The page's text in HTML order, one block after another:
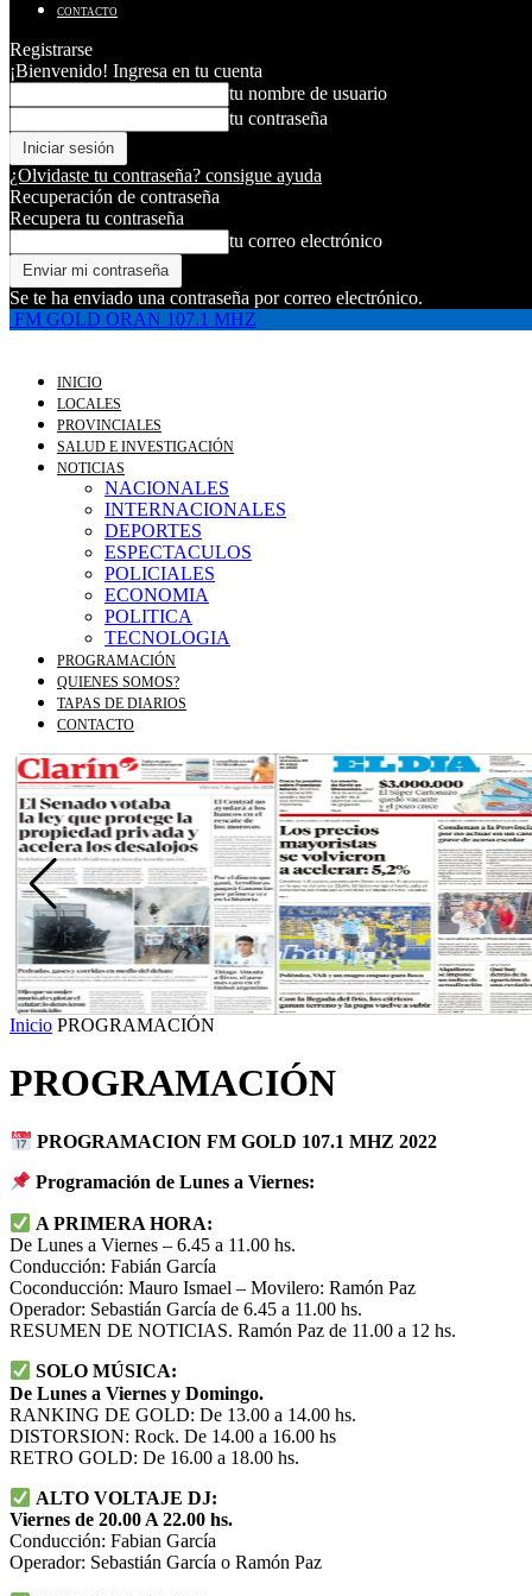
CONTACTO
Registrarse
¡Bienvenido! Ingresa en tu cuenta
tu nombre de usuario
tu contraseña
¿Olvidaste tu contraseña? consigue ayuda
Recuperación de contraseña
Recupera tu contraseña
tu correo electrónico
Se te ha enviado una contraseña por correo electrónico.
FM GOLD ORAN 107.1 MHZ
INICIO
LOCALES
PROVINCIALES
SALUD E INVESTIGACIÓN
NOTICIAS
NACIONALES
INTERNACIONALES
DEPORTES
ESPECTACULOS
POLICIALES
ECONOMIA
POLITICA
TECNOLOGIA
PROGRAMACIÓN
QUIENES SOMOS?
TAPAS DE DIARIOS
CONTACTO
Inicio PROGRAMACIÓN
PROGRAMACIÓN
PROGRAMACION FM GOLD 107.1 MHZ 2022
Programación de Lunes a Viernes:
A PRIMERA HORA:
De Lunes a Viernes – 6.45 a 11.00 hs.
Conducción: Fabián García
Coconducción: Mauro Ismael – Movilero: Ramón Paz
Operador: Sebastián García de 6.45 a 11.00 hs.
RESUMEN DE NOTICIAS. Ramón Paz de 11.00 a 12 hs.
SOLO MÚSICA:
De Lunes a Viernes y Domingo.
RANKING DE GOLD: De 13.00 a 14.00 hs.
DISTORSION: Rock. De 14.00 a 16.00 hs
RETRO GOLD: De 16.00 a 18.00 hs.
ALTO VOLTAJE DJ:
Viernes de 20.00 A 22.00 hs.
Conducción: Fabian García
Operador: Sebastián García o Ramón Paz